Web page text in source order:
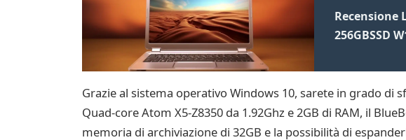
Recensione
256GBSSD
Grazie al sistema operativo Windows 10, sarete in grado
Quad-core Atom X5-Z8350 da 1.92Ghz e 2GB di RAM, il
memoria di archiviazione di 32GB e la possibilità di